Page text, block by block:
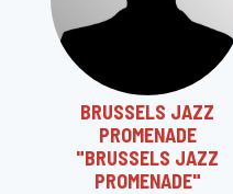
BRUSSELS JAZZ
PROMENADE
"BRUSSELS JAZZ
PROMENADE"